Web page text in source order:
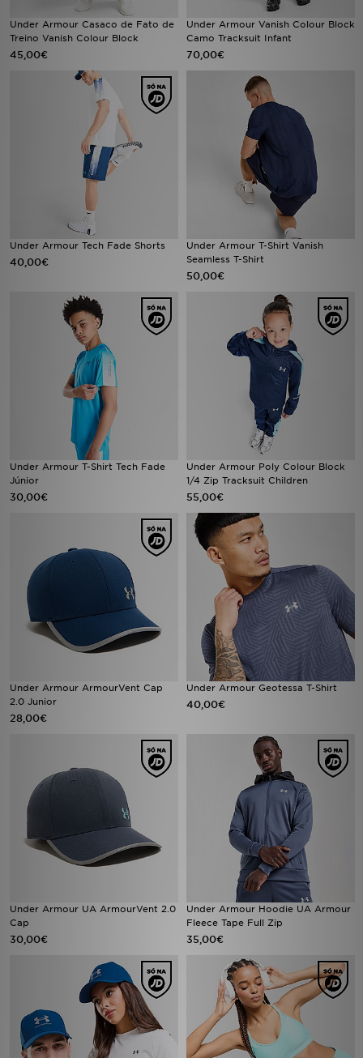
Under Armour Casaco de Fato de
Treino Vanish Colour Block
45,00€
Under Armour Vanish Colour Block
Camo Tracksuit Infant
70,00€
Under Armour Tech Fade Shorts
40,00€
Under Armour T-Shirt Vanish
Seamless T-Shirt
50,00€
Under Armour T-Shirt Tech Fade
Júnior
30,00€
Under Armour Poly Colour Block
1/4 Zip Tracksuit Children
55,00€
Under Armour ArmourVent Cap
2.0 Junior
28,00€
Under Armour Geotessa T-Shirt
40,00€
Under Armour UA ArmourVent 2.0
Cap
30,00€
Under Armour Hoodie UA Armour
Fleece Tape Full Zip
35,00€